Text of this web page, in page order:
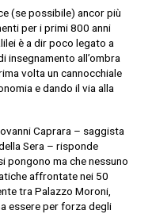
(se possibile) ancor più
per i primi 800 anni
è a dir poco legato a
insegnamento all’ombra
volta un cannocchiale
e dando il via alla
Caprara – saggista
Sera – risponde
pongono ma che nessuno
affrontate nei 50
tra Palazzo Moroni,
essere per forza degli